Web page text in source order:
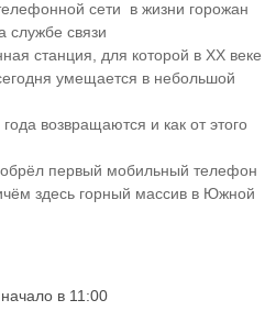
сети в жизни горожан
службе связи
станция, для которой в XX веке
умещается в небольшой
возвращаются и как от этого
первый мобильный телефон
здесь горный массив в Южной
начало в 11:00